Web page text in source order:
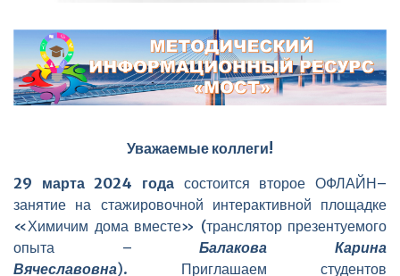
Уважаемые коллеги!
29 марта 2024 года состоится второе ОФЛАЙН–
занятие на стажировочной интерактивной площадке
«Химичим дома вместе» (транслятор презентуемого
опыта –Балакова Карина
Вячеславовна). Приглашаем студентов